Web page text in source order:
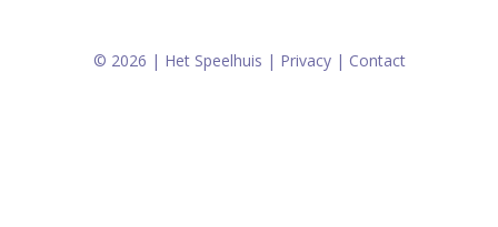
© 2026 | Het Speelhuis | Privacy| Contact